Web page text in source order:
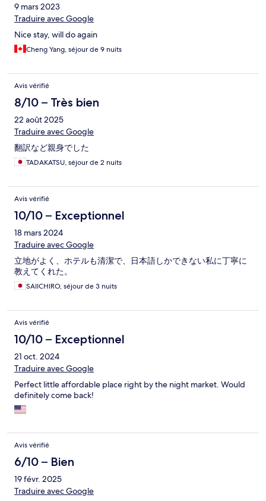
9 mars 2023
Traduire avec Google
Nice stay, will do again
Cheng Yang, séjour de 9 nuits
Avis vérifié
8/10 – Très bien
22 août 2025
Traduire avec Google
翻訳など親身でした
TADAKATSU, séjour de 2 nuits
Avis vérifié
10/10 – Exceptionnel
18 mars 2024
Traduire avec Google
立地がよく、ホテルも清潔で、日本語しかできない私に丁寧に
教えてくれた。
SAIICHIRO, séjour de 3 nuits
Avis vérifié
10/10 – Exceptionnel
21 oct. 2024
Traduire avec Google
Perfect little affordable place right by the night market. Would
definitely come back!
Avis vérifié
6/10 – Bien
19 févr. 2025
Traduire avec Google